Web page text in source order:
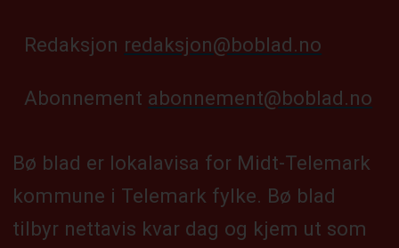
Redaksjon redaksjon@boblad.no
Abonnement abonnement@boblad.no
Bø blad er lokalavisa for Midt-Telemark
kommune i Telemark fylke. Bø blad
tilbyr nettavis kvar dag og kjem ut som